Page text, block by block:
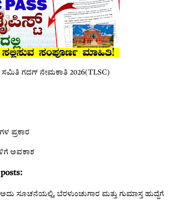
ಸಮಿತಿ ಗದಗ್ ನೇಮಕಾತಿ 2026(TLSC)
ಪ್ರಕಾರ
ಅವಕಾಶ
ಸೂಚನೆಯಲ್ಲಿ, ಬೆರಳುಂಚುಗಾರ ಮತ್ತು ಗುಮಾಸ್ತ ಹುದ್ದೆಗೆ